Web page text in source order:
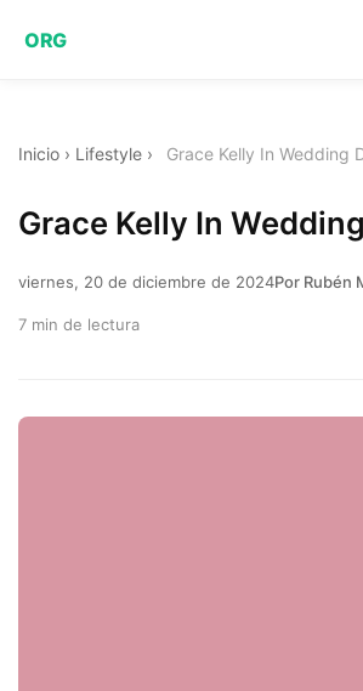
ORG
Inicio › Lifestyle › Grace Kelly In Wedding
Grace Kelly In
viernes, 20 de diciembre de 2024Por Rubén
7 min de lectura